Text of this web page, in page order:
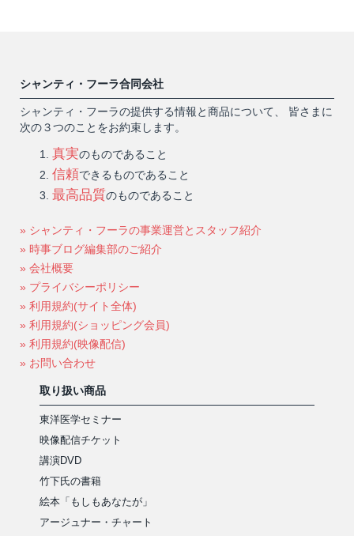
シャンティ・フーラ合同会社
シャンティ・フーラの提供する情報と商品について、 皆さまに
次の３つのことをお約束します。
真実のものであること
信頼できるものであること
最高品質のものであること
» シャンティ・フーラの事業運営とスタッフ紹介
» 時事ブログ編集部のご紹介
» 会社概要
» プライバシーポリシー
» 利用規約(サイト全体)
» 利用規約(ショッピング会員)
» 利用規約(映像配信)
» お問い合わせ
取り扱い商品
東洋医学セミナー
映像配信チケット
講演DVD
竹下氏の書籍
絵本「もしもあなたが」
アージュナー・チャート